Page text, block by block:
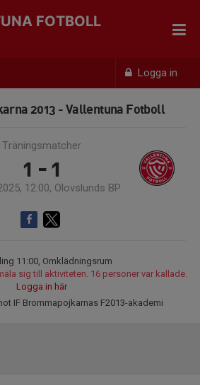
Logga in
FOTBOLL
2013 - Vallentuna Fotboll
Träningsmatcher
1 - 1
12:00, Olovslunds BP
11:00, Omklädningsrum
sig till aktiviteten. 16 personer var kallade.
Logga in här
IF Brommapojkarnas F2013-akademi